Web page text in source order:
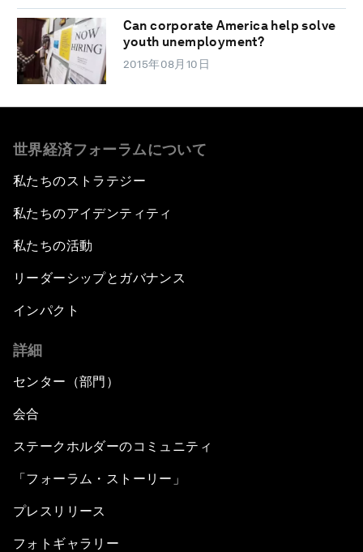
Can corporate America help solve
youth unemployment?
2015年08月10日
世界経済フォーラムについて
私たちのストラテジー
私たちのアイデンティティ
私たちの活動
リーダーシップとガバナンス
インパクト
詳細
センター（部門）
会合
ステークホルダーのコミュニティ
「フォーラム・ストーリー」
プレスリリース
フォトギャラリー